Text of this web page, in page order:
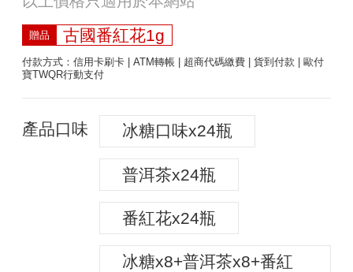
贈品 古國番紅花1g
付款方式：信用卡刷卡 | ATM轉帳 | 超商代碼繳費 | 貨到付款 | 歐付
寶TWQR行動支付
產品口味 冰糖口味x24瓶
普洱茶x24瓶
番紅花x24瓶
冰糖x8+普洱茶x8+番紅